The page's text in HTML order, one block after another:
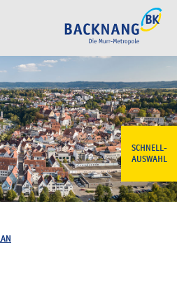
SCHNELL-
AUSWAHL